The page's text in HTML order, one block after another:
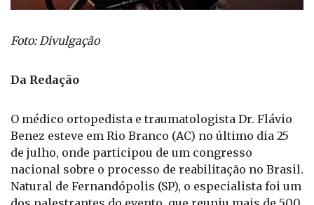
Foto: Divulgação
Da Redação
O médico ortopedista e traumatologista Dr. Flávio
Benez esteve em Rio Branco (AC) no último dia 25
de julho, onde participou de um congresso